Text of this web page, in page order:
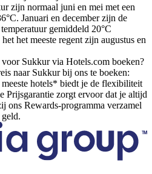
zijn normaal juni en mei met een
Januari en december zijn de
gemiddeld 20°C
het meeste regent zijn augustus en
Sukkur via Hotels.com boeken?
naar Sukkur bij ons te boeken:
hotels* biedt je de flexibiliteit
Prijsgarantie zorgt ervoor dat je altijd
ons Rewards-programma verzamel